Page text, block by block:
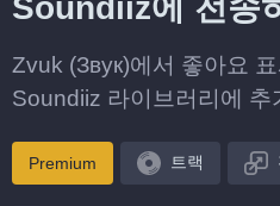
Soundiiz에 전송
Zvuk (Звук)에서 좋아요
Soundiiz 라이브러리에 추
Premium 트랙